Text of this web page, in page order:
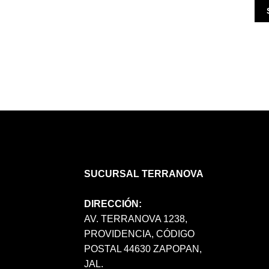
SUCURSAL TERRANOVA
DIRECCIÓN:
AV. TERRANOVA 1238,
PROVIDENCIA, CÓDIGO
POSTAL 44630 ZAPOPAN,
JAL.